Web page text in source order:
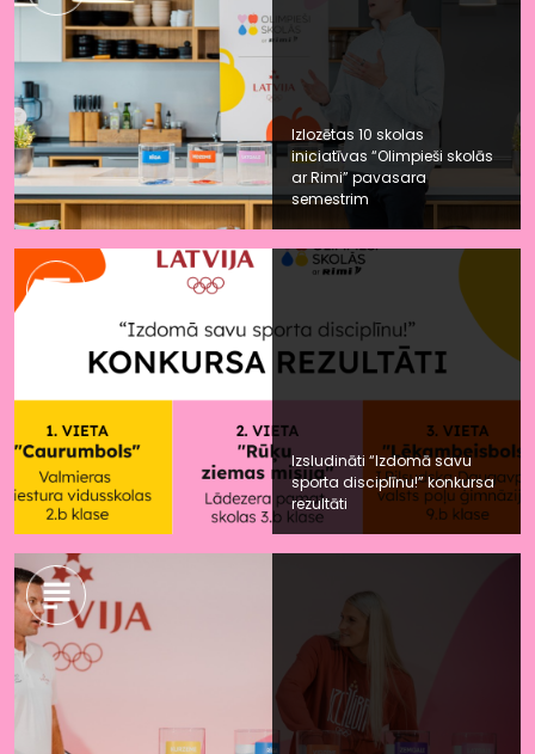
Izlozētas 10 skolas
iniciatīvas “Olimpieši skolās
ar Rimi” pavasara
semestrim
Izsludināti “Izdomā savu
sporta disciplīnu!” konkursa
rezultāti